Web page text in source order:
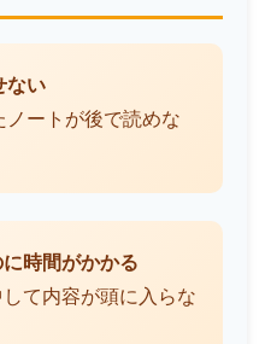
ない
ートが後で読めな
時間がかかる
て内容が頭に入らな